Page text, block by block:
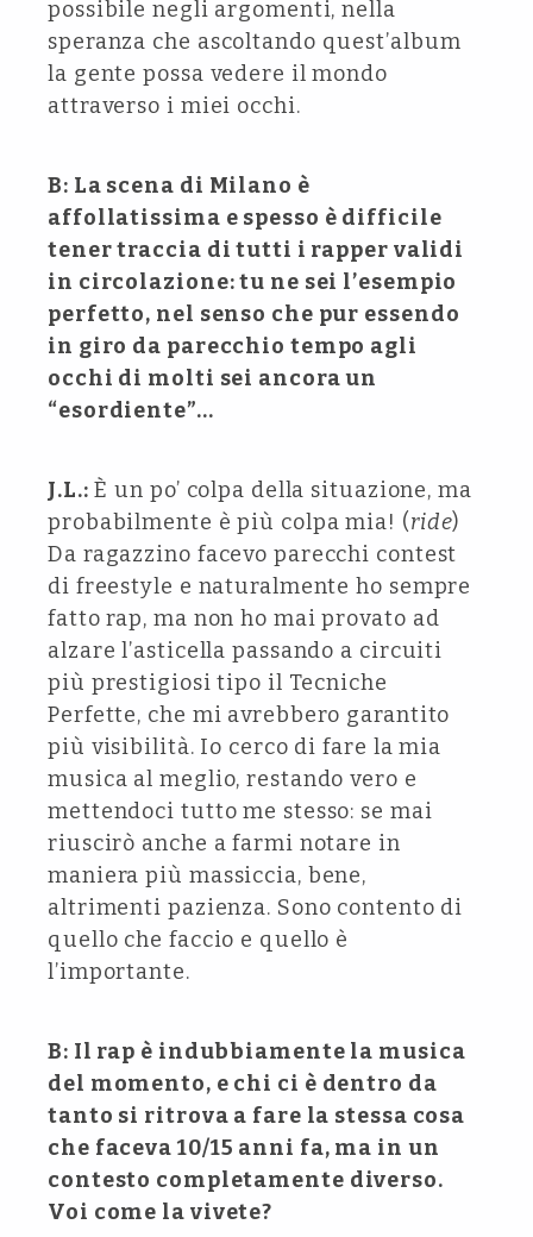
possibile negli argomenti, nella
speranza che ascoltando quest’album
la gente possa vedere il mondo
attraverso i miei occhi.
B: La scena di Milano è
affollatissima e spesso è difficile
tener traccia di tutti i rapper validi
in circolazione: tu ne sei l’esempio
perfetto, nel senso che pur essendo
in giro da parecchio tempo agli
occhi di molti sei ancora un
“esordiente”…
J.L.: È un po’ colpa della situazione, ma
probabilmente è più colpa mia! (ride)
Da ragazzino facevo parecchi contest
di freestyle e naturalmente ho sempre
fatto rap, ma non ho mai provato ad
alzare l’asticella passando a circuiti
più prestigiosi tipo il Tecniche
Perfette, che mi avrebbero garantito
più visibilità. Io cerco di fare la mia
musica al meglio, restando vero e
mettendoci tutto me stesso: se mai
riuscirò anche a farmi notare in
maniera più massiccia, bene,
altrimenti pazienza. Sono contento di
quello che faccio e quello è
l’importante.
B: Il rap è indubbiamente la musica
del momento, e chi ci è dentro da
tanto si ritrova a fare la stessa cosa
che faceva 10/15 anni fa, ma in un
contesto completamente diverso.
Voi come la vivete?